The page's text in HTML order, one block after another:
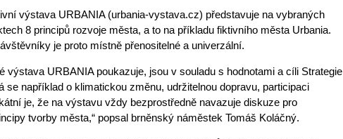
výstava URBANIA (urbania-vystava.cz) představuje na vybraných
8 principů rozvoje města, a to na příkladu fiktivního města Urbania.
je proto místně přenositelné a univerzální.
výstava URBANIA poukazuje, jsou v souladu s hodnotami a cíli Strategie
se například o klimatickou změnu, udržitelnou dopravu, participaci
je, že na výstavu vždy bezprostředně navazuje diskuze pro
tvorby města,“ popsal brněnský náměstek Tomáš Koláčný.